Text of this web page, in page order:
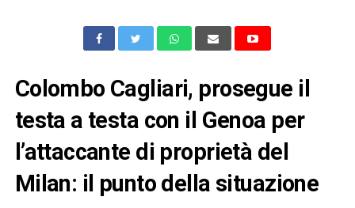
Colombo Cagliari, prosegue il
testa a testa con il Genoa per
l’attaccante di proprietà del
Milan: il punto della situazione